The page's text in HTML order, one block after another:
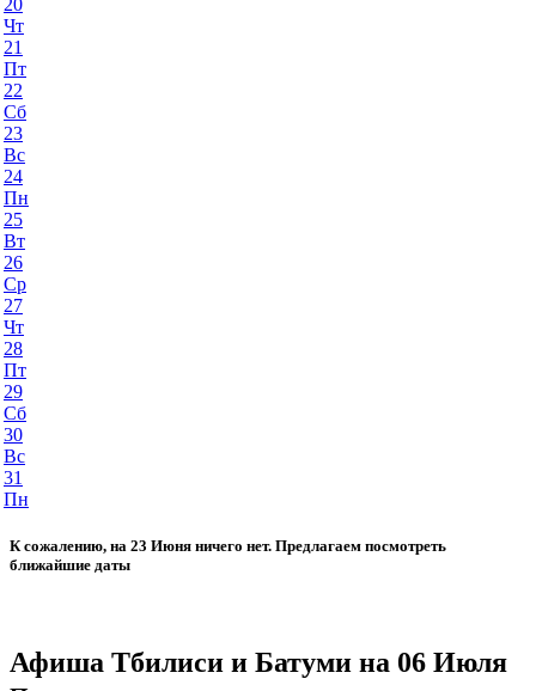
Чт
21
Пт
22
Сб
23
Вс
24
Пн
25
Вт
26
Ср
27
Чт
28
Пт
29
Сб
30
Вс
31
Пн
К сожалению, на 23 Июня ничего нет. Предлагаем посмотреть
ближайшие даты
Афиша Тбилиси и Батуми на 06 Июля